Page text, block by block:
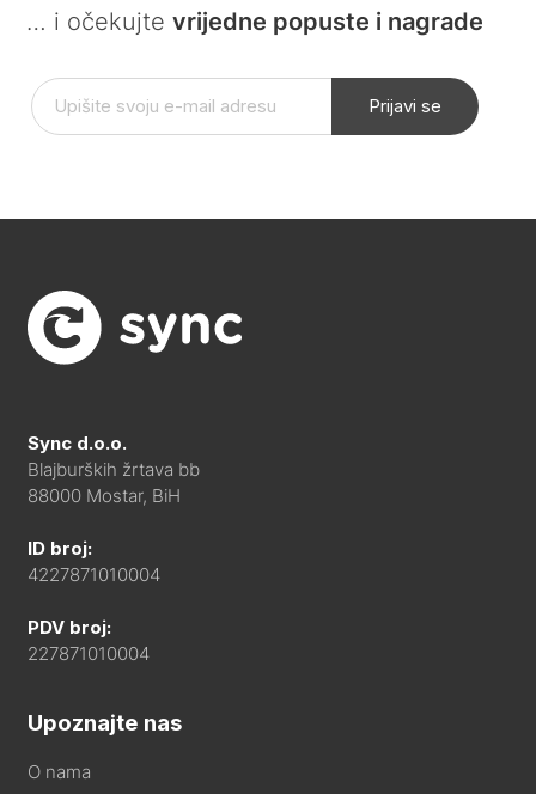
… i očekujte vrijedne popuste i nagrade
Prijavi se
Sync d.o.o.
Blajburških žrtava bb
88000 Mostar, BiH
ID broj:
4227871010004
PDV broj:
227871010004
Upoznajte nas
O nama